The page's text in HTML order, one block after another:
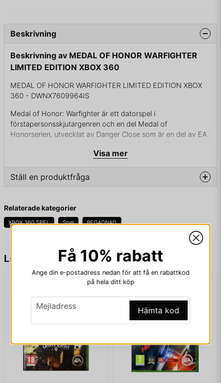
Liknande produkter
Beskrivning
Beskrivning av MEDAL OF HONOR WARFIGHTER
LIMITED EDITION XBOX 360
MEDAL OF HONOR WARFIGHTER LIMITED EDITION XBOX
360 - DWNX7609964IS
Medal of Honor: Warfighter är ett datorspel i
förstapersonsskjutargenren och en del Medal of
Honorserien, utvecklat av Danger Close som är en del av EA
Los Angeles. Spelet annonserades ut på dess officiella
hemsida den 23 februari 2012, och gavs ut den 25 oktober
2012
Både multiplayer och singleplayerläget använder sig av
DICEs Frostbite 2 motor (samma som används i Battlefield
att spela som sex olika klasser, dessa är: Assault, Sniper,
Demolitions, Point Man, Heavy Gunner, och Spec Ops.
KOMPLETT I BOX
Visa mer
Ställ en produktfråga
Fråga oss något om denna produkten...
Mejladress
Relaterade kategorier
XBOX 360 SPEL Spel BEGAGNAD
Få 10% rabatt
Ange din e-postadress nedan för att få en rabattkod
på hela ditt köp
email
Mejladress Hämta kod